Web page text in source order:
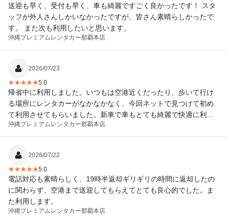
送迎も早く、受付も早く、車も綺麗ですごく良かったです！ スタ
ッフが外人さんしかいなかったですが、皆さん素晴らしかったで
す。 また次も利用したいと思います。
沖縄プレミアムレンタカー那覇本店
2026/07/23
5.0
帰省中に利用しました。いつもは空港近くだったり、歩いて行け
る場所にレンタカーがなかなかなく、今回ネットで見つけて初め
て利用させてもらいました。新車で車もとても綺麗で快適に利用
させてもらいました。 これからは、こちらでお願いしようと思い
ます。
沖縄プレミアムレンタカー那覇本店
2026/07/22
5.0
電話対応も素晴らしく、19時半返却ギリギリの時間に返却したの
に関わらず、空港まで送迎してもらえてとても良心的でした。ま
た利用します。
沖縄プレミアムレンタカー那覇本店